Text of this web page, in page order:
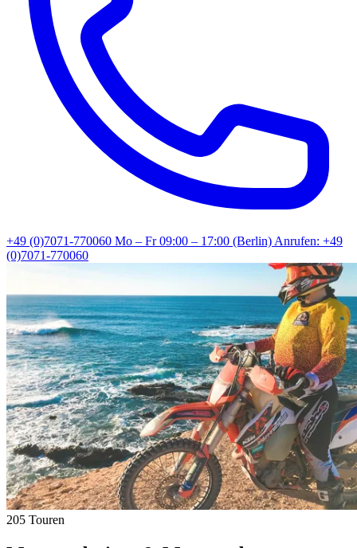
+49 (0)7071-770060 Mo – Fr 09:00 – 17:00 (Berlin)Anrufen: +49
(0)7071-770060
205 Touren